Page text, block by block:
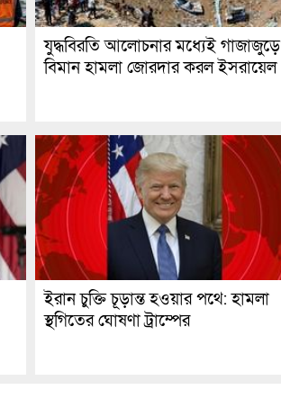
যুদ্ধবিরতি আলোচনার মধ্যেই গাজাজুড়ে
বিমান হামলা জোরদার করল ইসরায়েল
ইরান চুক্তি চূড়ান্ত হওয়ার পথে: হামলা
স্থগিতের ঘোষণা ট্রাম্পের